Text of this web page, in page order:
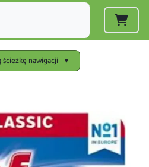
ścieżkę nawigacji ▼